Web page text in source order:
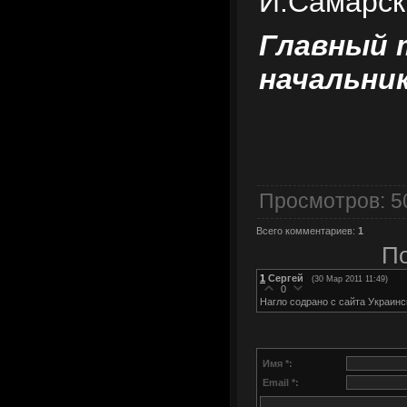
Главный
Просмотров:
Всего комментариев: 1
1 Сергей (30 Мар 2011 11:49)
0
Нагло содрано с сайта
Имя *:
Email *: